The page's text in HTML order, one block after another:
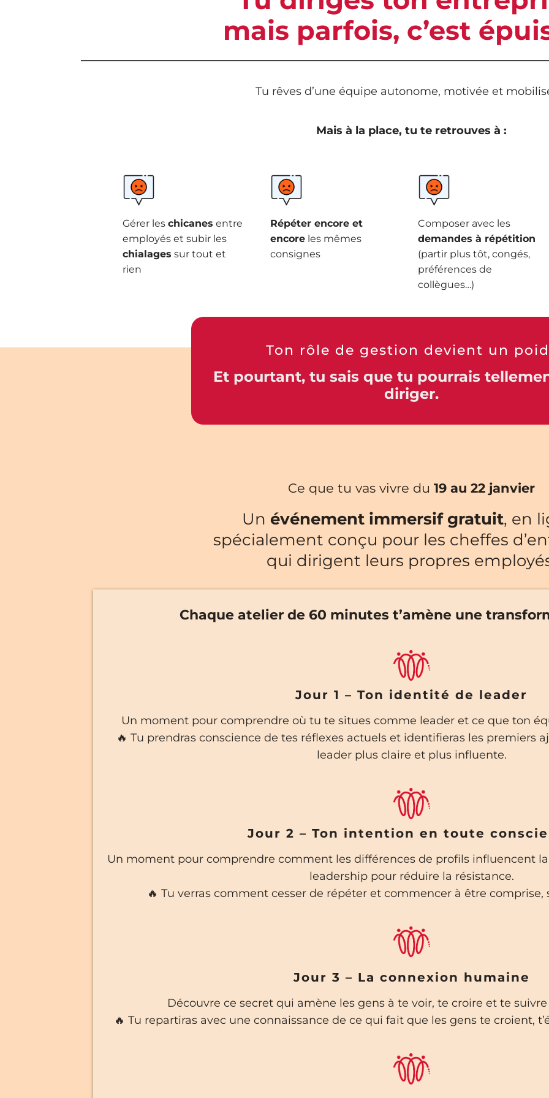
mais parfois, c’est
Tu rêves d’une équipe autonome, motivée et
Mais à la place, tu te retrouves à :
Gérer les chicanes entre
employés et subir les
chialages sur tout et
rien
Répéter encore et
encoreles mêmes
consignes
Composer avec les
demandes à répétition
(partir plus tôt, congés,
préférences de
collègues…)
Ton rôle de gestion devient un
Et pourtant, tu sais que tu pourrais
diriger.
Ce que tu vas vivre du19 au 22 janvier
Unévénement immersif gratuit, en
spécialement conçu pour les cheffes
qui dirigent leurs propres
Chaque atelier de 60 minutes t’amène une
Jour 1 – Ton identité de leader
Un moment pour comprendre où tu te situes comme leader et ce que ton
🔥 Tu prendras conscience de tes réflexes actuels et identifieras les premiers
leader plus claire et plus influente.
Jour 2 – Ton intention en toute
Un moment pour comprendre comment les différences de profils influencent
leadership pour réduire la résistance.
🔥 Tu verras comment cesser de répéter et commencer à être
Jour 3 – La connexion humaine
Découvre ce secret qui amène les gens à te voir, te croire et te
🔥 Tu repartiras avec une connaissance de ce qui fait que les gens te croient,